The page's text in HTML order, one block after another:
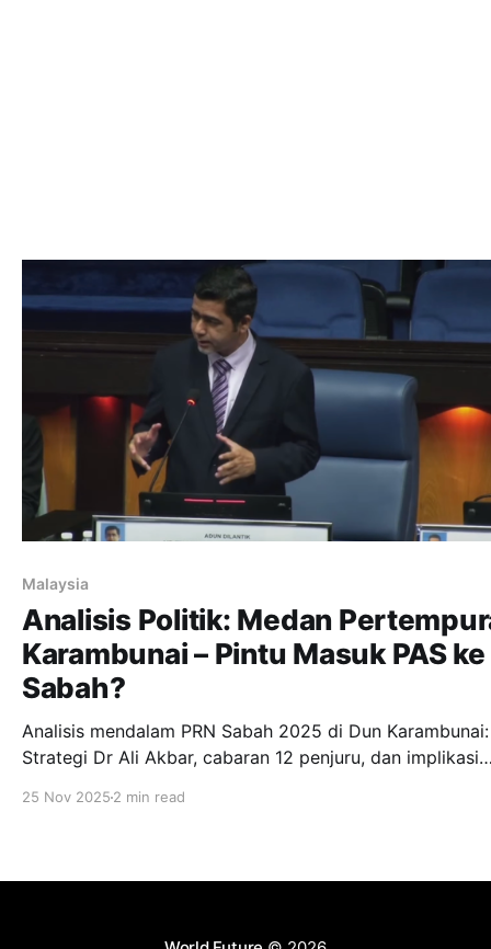
Malaysia
Analisis Politik: Medan
Karambunai – Pintu Masuk PAS ke
Sabah?
Analisis mendalam PRN Sabah 2025 di Dun Karambunai:
Strategi Dr Ali Akbar, cabaran 12 penjuru, dan implikasi
25 Nov 2025 2 min read